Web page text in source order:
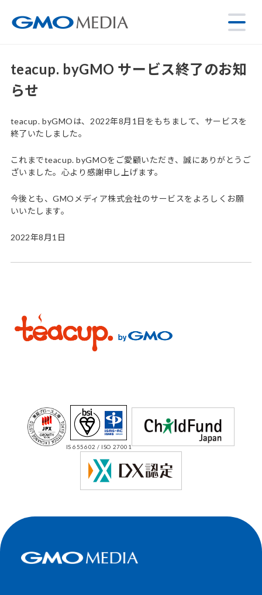
teacup. byGMO サービス終了のお知
らせ
teacup. byGMOは、2022年8月1日をもちまして、サービスを
終了いたしました。
これまでteacup. byGMOをご愛顧いただき、誠にありがとうご
ざいました。心より感謝申し上げます。
今後とも、GMOメディア株式会社のサービスをよろしくお願
いいたします。
2022年8月1日
IS 655602 / ISO 27001